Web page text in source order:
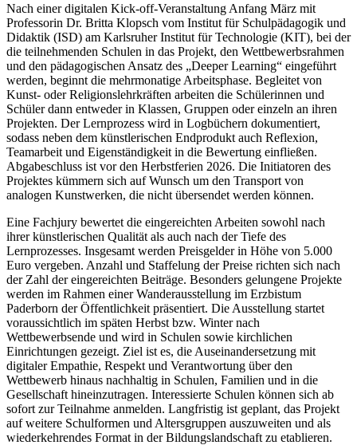
Nach einer digitalen Kick-off-Veranstaltung Anfang März mit
Professorin Dr. Britta Klopsch vom Institut für Schulpädagogik und
Didaktik (ISD) am Karlsruher Institut für Technologie (KIT), bei der
die teilnehmenden Schulen in das Projekt, den Wettbewerbsrahmen
und den pädagogischen Ansatz des „Deeper Learning“ eingeführt
werden, beginnt die mehrmonatige Arbeitsphase. Begleitet von
Kunst- oder Religionslehrkräften arbeiten die Schülerinnen und
Schüler dann entweder in Klassen, Gruppen oder einzeln an ihren
Projekten. Der Lernprozess wird in Logbüchern dokumentiert,
sodass neben dem künstlerischen Endprodukt auch Reflexion,
Teamarbeit und Eigenständigkeit in die Bewertung einfließen.
Abgabeschluss ist vor den Herbstferien 2026. Die Initiatoren des
Projektes kümmern sich auf Wunsch um den Transport von
analogen Kunstwerken, die nicht übersendet werden können.
Eine Fachjury bewertet die eingereichten Arbeiten sowohl nach
ihrer künstlerischen Qualität als auch nach der Tiefe des
Lernprozesses. Insgesamt werden Preisgelder in Höhe von 5.000
Euro vergeben. Anzahl und Staffelung der Preise richten sich nach
der Zahl der eingereichten Beiträge. Besonders gelungene Projekte
werden im Rahmen einer Wanderausstellung im Erzbistum
Paderborn der Öffentlichkeit präsentiert. Die Ausstellung startet
voraussichtlich im späten Herbst bzw. Winter nach
Wettbewerbsende und wird in Schulen sowie kirchlichen
Einrichtungen gezeigt. Ziel ist es, die Auseinandersetzung mit
digitaler Empathie, Respekt und Verantwortung über den
Wettbewerb hinaus nachhaltig in Schulen, Familien und in die
Gesellschaft hineinzutragen. Interessierte Schulen können sich ab
sofort zur Teilnahme anmelden. Langfristig ist geplant, das Projekt
auf weitere Schulformen und Altersgruppen auszuweiten und als
wiederkehrendes Format in der Bildungslandschaft zu etablieren.